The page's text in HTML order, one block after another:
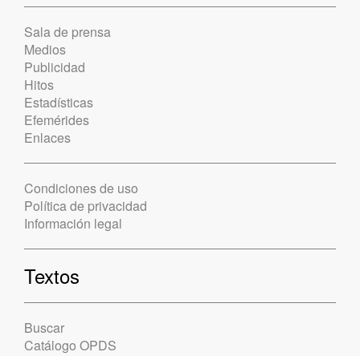
Sala de prensa
Medios
Publicidad
Hitos
Estadísticas
Efemérides
Enlaces
Condiciones de uso
Política de privacidad
Información legal
Textos
Buscar
Catálogo OPDS